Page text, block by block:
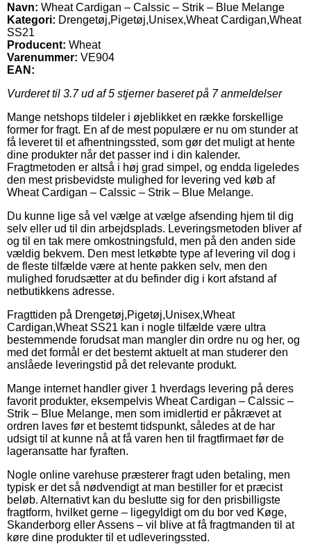
Navn: Wheat Cardigan – Calssic – Strik – Blue Melange
Kategori: Drengetøj,Pigetøj,Unisex,Wheat Cardigan,Wheat
SS21
Producent: Wheat
Varenummer: VE904
EAN:
Vurderet til 3.7ud af 5 stjerner baseret på 7anmeldelser
Mange netshops tildeler i øjeblikket en række forskellige
former for fragt. En af de mest populære er nu om stunder at
få leveret til et afhentningssted, som gør det muligt at hente
dine produkter når det passer ind i din kalender.
Fragtmetoden er altså i høj grad simpel, og endda ligeledes
den mest prisbevidste mulighed for levering ved køb af
Wheat Cardigan – Calssic – Strik – Blue Melange.
Du kunne lige så vel vælge at vælge afsending hjem til dig
selv eller ud til din arbejdsplads. Leveringsmetoden bliver af
og til en tak mere omkostningsfuld, men på den anden side
vældig bekvem. Den mest letkøbte type af levering vil dog i
de fleste tilfælde være at hente pakken selv, men den
mulighed forudsætter at du befinder dig i kort afstand af
netbutikkens adresse.
Fragttiden på Drengetøj,Pigetøj,Unisex,Wheat
Cardigan,Wheat SS21 kan i nogle tilfælde være ultra
bestemmende forudsat man mangler din ordre nu og her, og
med det formål er det bestemt aktuelt at man studerer den
anslåede leveringstid på det relevante produkt.
Mange internet handler giver 1 hverdags levering på deres
favorit produkter, eksempelvis Wheat Cardigan – Calssic –
Strik – Blue Melange, men som imidlertid er påkrævet at
ordren laves før et bestemt tidspunkt, således at de har
udsigt til at kunne nå at få varen hen til fragtfirmaet før de
lageransatte har fyraften.
Nogle online varehuse præsterer fragt uden betaling, men
typisk er det så nødvendigt at man bestiller for et præcist
beløb. Alternativt kan du beslutte sig for den prisbilligste
fragtform, hvilket gerne – ligegyldigt om du bor ved Køge,
Skanderborg eller Assens – vil blive at få fragtmanden til at
køre dine produkter til et udleveringssted.